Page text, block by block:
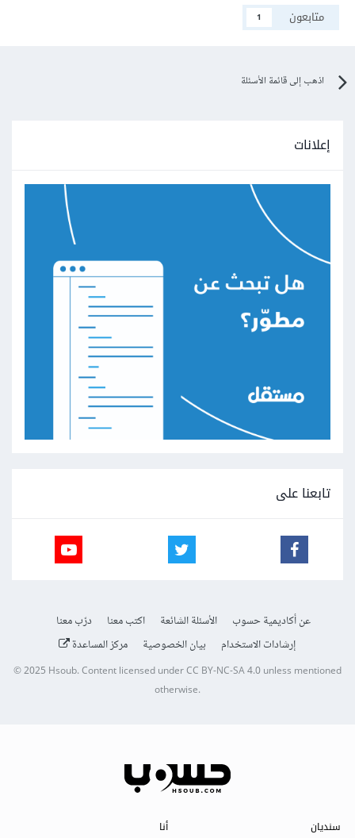
متابعون
1
اذهب إلى قائمة الأسئلة
إعلانات
تابعنا على
عن أكاديمية حسوب الأسئلة الشائعة اكتب معنا
درّب معنا
إرشادات الاستخدام
بيان الخصوصية مركز المساعدة
© 2025Hsoub.Content licensed underCC BY-NC-SA 4.0unless mentioned
otherwise.